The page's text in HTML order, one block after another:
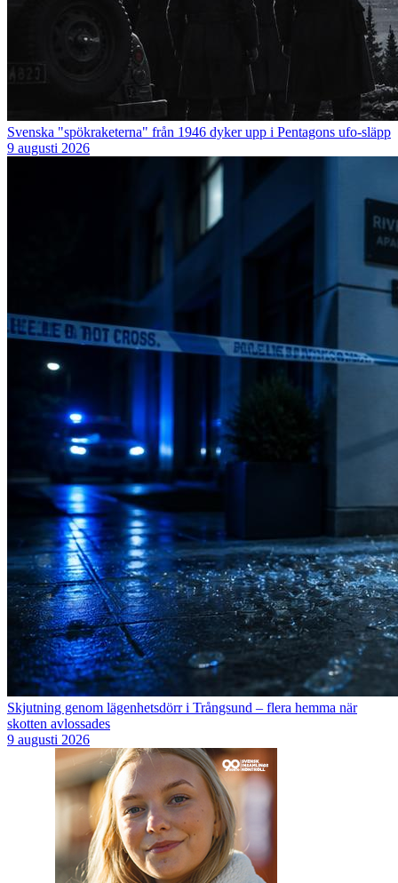
Svenska "spökraketerna" från 1946 dyker upp i Pentagons ufo-släpp
9 augusti 2026
Skjutning genom lägenhetsdörr i Trångsund – flera hemma när
skotten avlossades
9 augusti 2026